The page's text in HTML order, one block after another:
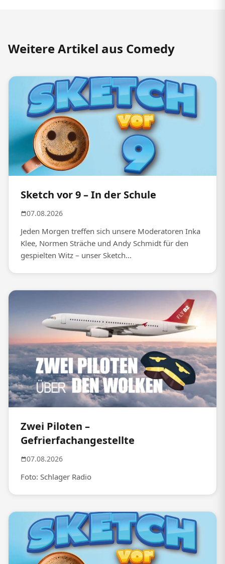
Weitere Artikel aus Comedy
Sketch vor 9 – In der Schule
07.08.2026
Jeden Morgen treffen sich unsere Moderatoren Inka
Klee, Normen Sträche und Andy Schmidt für den
gespielten Witz – unser Sketch...
Zwei Piloten –
Gefrierfachangestellte
07.08.2026
Foto: Schlager Radio